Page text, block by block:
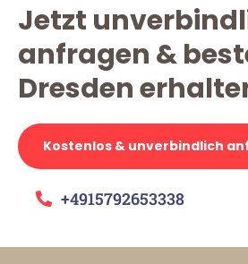
Jetzt
anfragen &
Dresden
Kostenlos & unverbindlich
+4915792653338